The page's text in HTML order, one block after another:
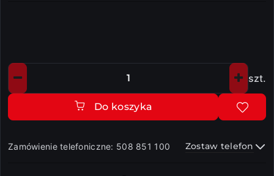
Ilość szt.
Do koszyka
Zamówienie telefoniczne: 508 851 100 Zostaw telefon